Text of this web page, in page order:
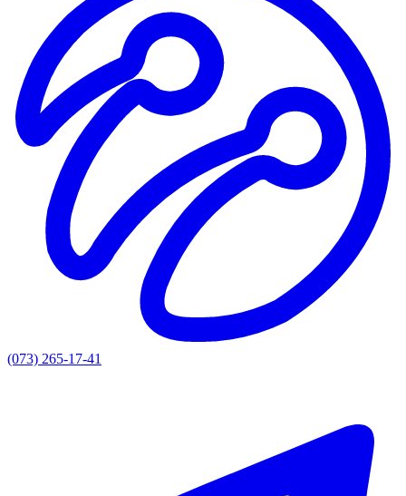
(073) 265-17-41